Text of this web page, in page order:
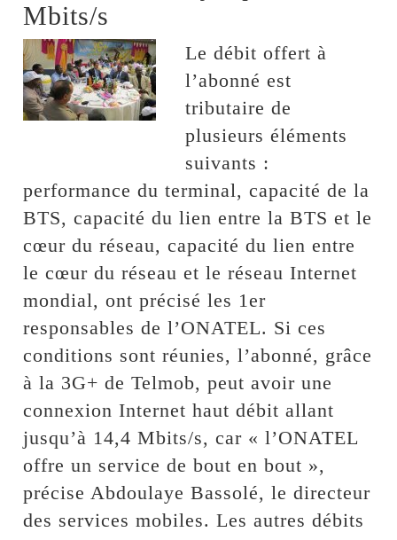
Mbits/s
Le débit offert à
l’abonné est
tributaire de
plusieurs éléments
suivants :
performance du terminal, capacité de la
BTS, capacité du lien entre la BTS et le
cœur du réseau, capacité du lien entre
le cœur du réseau et le réseau Internet
mondial, ont précisé les 1er
responsables de l’ONATEL. Si ces
conditions sont réunies, l’abonné, grâce
à la 3G+ de Telmob, peut avoir une
connexion Internet haut débit allant
jusqu’à 14,4 Mbits/s, car « l’ONATEL
offre un service de bout en bout »,
précise Abdoulaye Bassolé, le directeur
des services mobiles. Les autres débits